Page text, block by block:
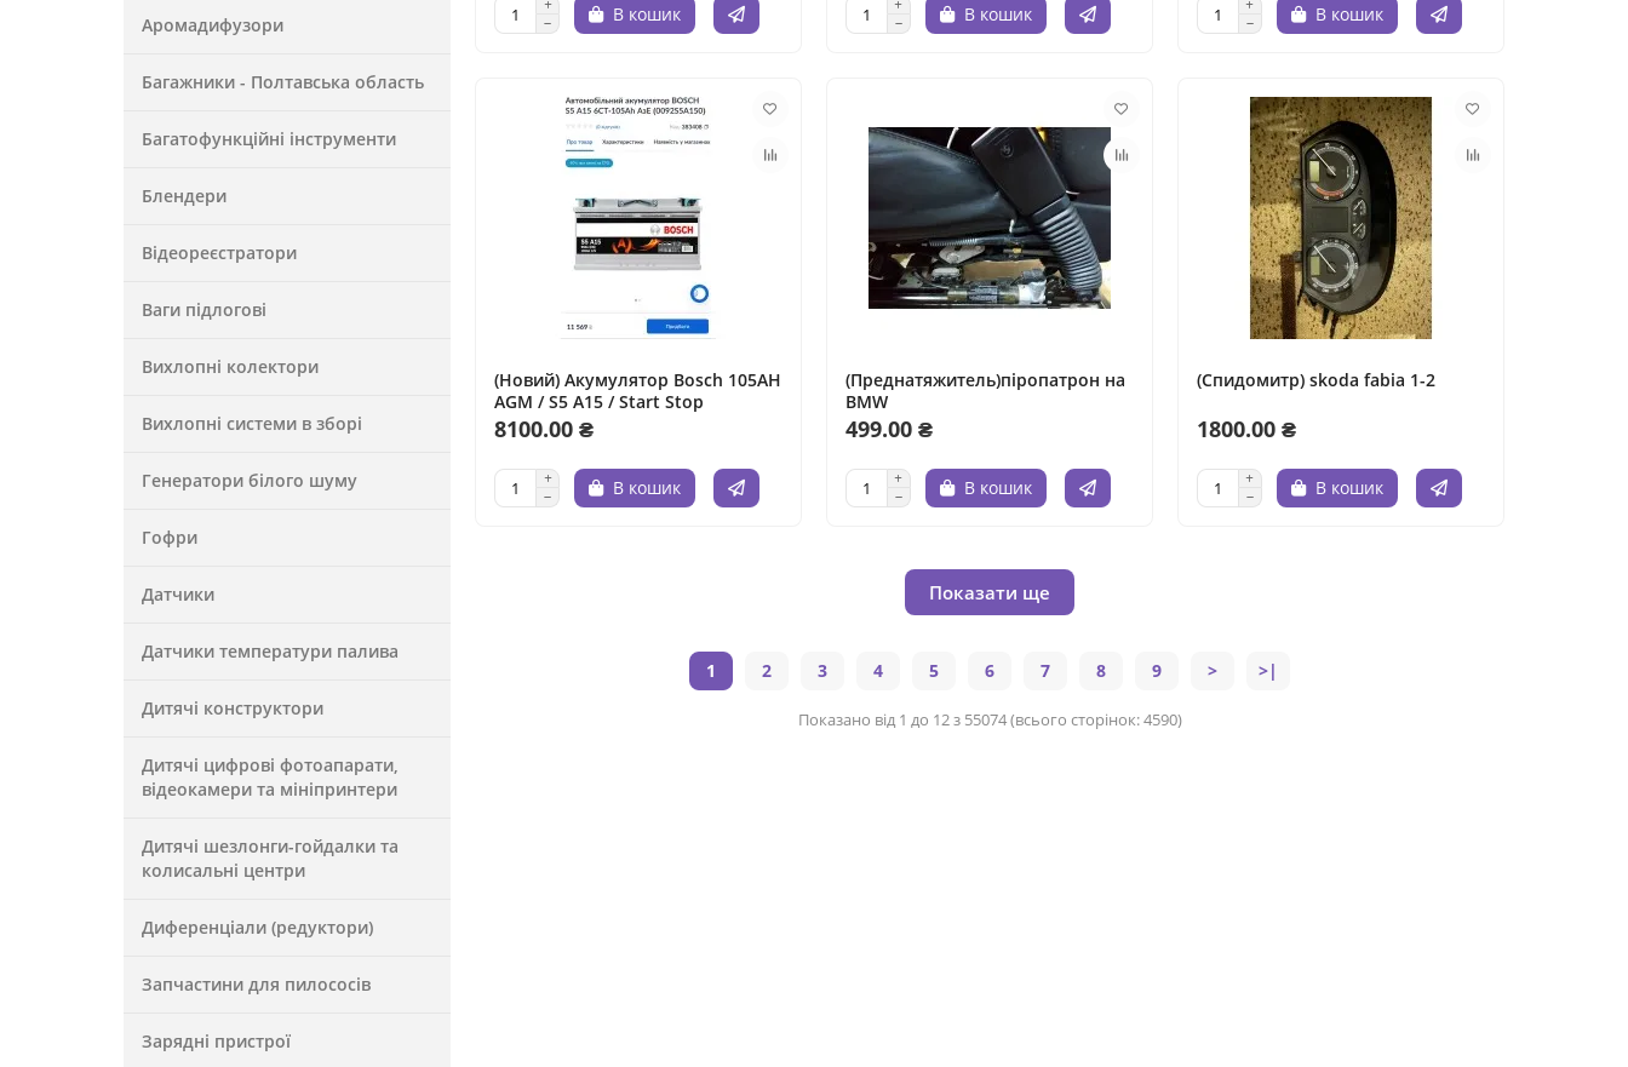
Аромадифузори
Багажники - Полтавська область
Багатофункційні інструменти
Блендери
Відеореєстратори
Ваги підлогові
Вихлопні колектори
Вихлопні системи в зборі
Генератори білого шуму
Гофри
Датчики
Датчики температури палива
Дитячі конструктори
Дитячі цифрові фотоапарати,
відеокамери та мініпринтери
Дитячі шезлонги-гойдалки та
колисальні центри
Диференціали (редуктори)
Запчастини для пилососів
Зарядні пристрої
В кошик В кошик В кошик
(Новий) Акумулятор Bosch 105AH
AGM / S5 A15 / Start Stop
8100.00 ₴
В кошик
(Преднатяжитель)піропатрон на
BMW
499.00 ₴
В кошик
(Спидомитр) skoda fabia 1-2
1800.00 ₴
В кошик
Показати ще
1 2 3 4 5 6 7 8 9 > >|
Показано від 1 до 12 з 55074 (всього сторінок: 4590)